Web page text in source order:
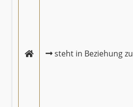
steht in Beziehung zu